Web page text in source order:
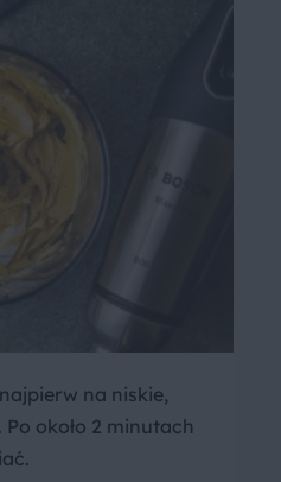
na niskie,
około 2 minutach